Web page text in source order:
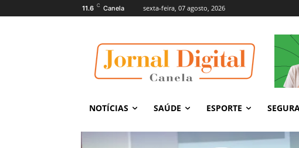
11.6 C Canela sexta-feira, 07 agosto, 2026
NOTÍCIAS SAÚDE ESPORTE